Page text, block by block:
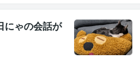
にゃの会話が